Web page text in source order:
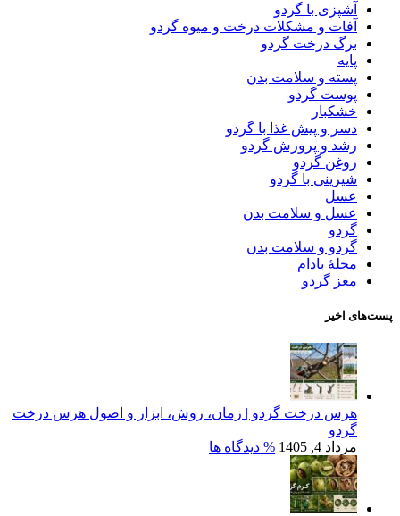
آشپزی با گردو
آفات و مشکلات درخت و میوه گردو
برگ درخت گردو
پایه
پسته و سلامت بدن
پوست گردو
خشکبار
دسر و پیش غذا با گردو
رشد و پرورش گردو
روغن گردو
شیرینی با گردو
عسل
عسل و سلامت بدن
گردو
گردو و سلامت بدن
مجلۀ بادام
مغز گردو
پست‌های اخیر
هرس درخت گردو | زمان، روش، ابزار و اصول هرس درخت
گردو
مرداد 4, 1405
% دیدگاه ها